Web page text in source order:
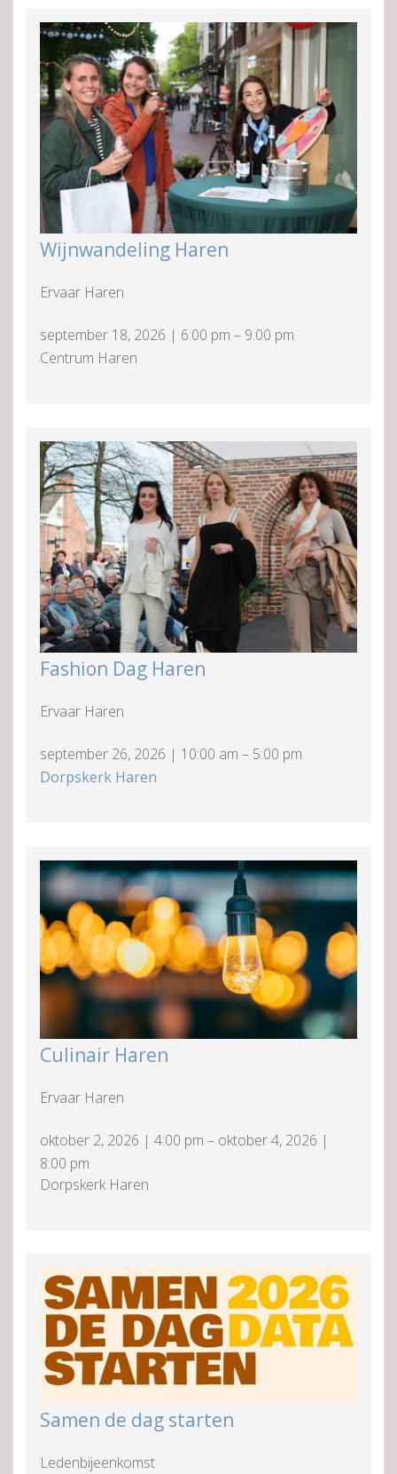
Wijnwandeling Haren
Ervaar Haren
september 18, 2026 | 6:00 pm – 9:00 pm
Centrum Haren
Fashion Dag Haren
Ervaar Haren
september 26, 2026 | 10:00 am – 5:00 pm
Dorpskerk Haren
Culinair Haren
Ervaar Haren
oktober 2, 2026 | 4:00 pm – oktober 4, 2026 |
8:00 pm
Dorpskerk Haren
Samen de dag starten
Ledenbijeenkomst